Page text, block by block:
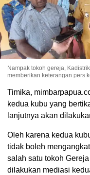
Nampak tokoh gereja,
memberikan keterangan pers
Timika,
kedua kubu yang
lanjutnya akan
Oleh karena kedua
tidak boleh
salah satu tokoh
dilakukan mediasi